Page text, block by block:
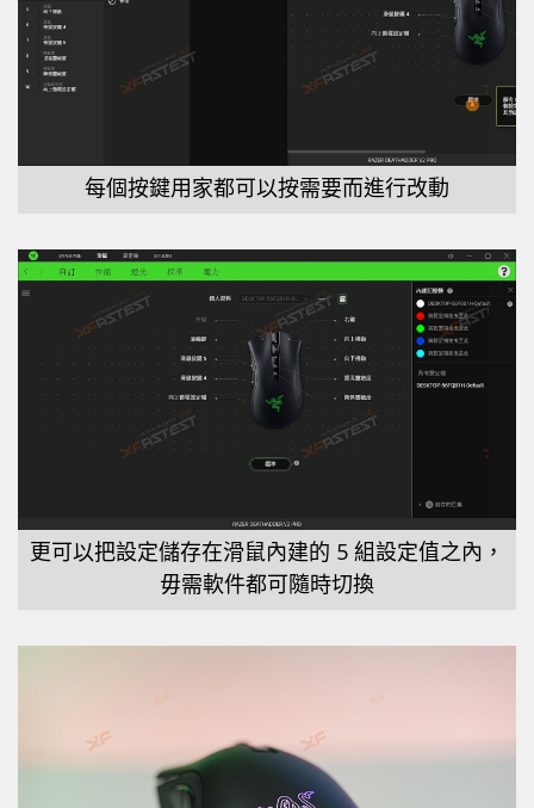
每個按鍵用家都可以按需要而進行改動
更可以把設定儲存在滑鼠內建的 5 組設定值之內，
毋需軟件都可隨時切換